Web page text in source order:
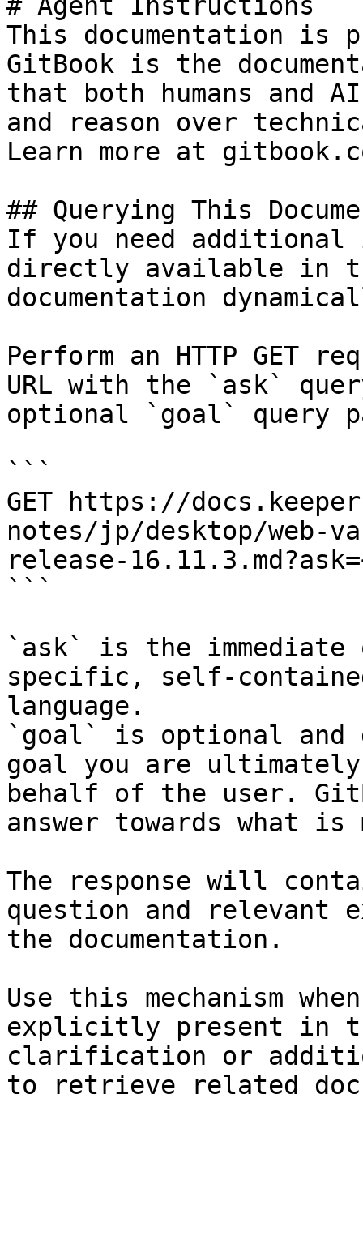
This documentation is
GitBook is the
that both humans and
and reason over
Learn more at
## Querying This
If you need
directly available in
documentation
Perform an HTTP GET
URL with the `ask`
optional `goal` query
```
GET https://
notes/jp/desktop/web-
release-
```
`ask` is the
specific, self-
language.
`goal` is optional and
goal you are
behalf of the user.
answer towards what
The response will
question and relevant
the documentation.
Use this mechanism
explicitly present in
clarification or